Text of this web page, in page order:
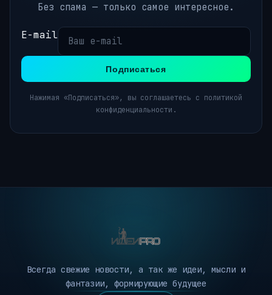
Без спама — только самое интересное.
E-mail
Подписаться
Нажимая «Подписаться», вы соглашаетесь с политикой
конфиденциальности.
Всегда свежие новости, а так же идеи, мысли и
фантазии, формирующие будущее